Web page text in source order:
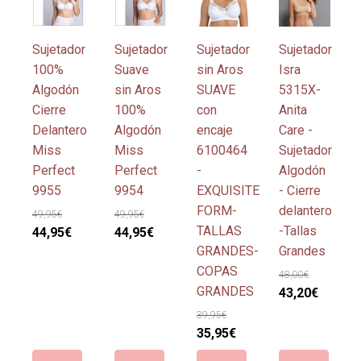
Sujetador
100%
Algodón
Cierre
Delantero
Miss
Perfect
9955
49,95€
El
44,95€El
producto
tiene
múltiples
variantes.
Las
opciones
se
pueden
elegir
en
página
Sujetador
Suave
sin Aros
100%
Algodón
Miss
Perfect
9954
49,95€
El
44,95€El
producto
tiene
múltiples
variantes.
Las
opciones
se
pueden
elegir
en
página
Sujetador
sin Aros
SUAVE
con
encaje
6100464
-
EXQUISITE
FORM-
TALLAS
GRANDES-
COPAS
GRANDES
39,95€
El
precio
35,95€El
precio
producto
tiene
múltiples
variantes.
Las
opciones
se
pueden
en
la
página
de
producto
Sujetador
Isra
5315X-
Anita
Care -
Sujetador
Algodón
- Cierre
delantero
-Tallas
Grandes
48,00€
El
era:
43,20€El
es:
producto
tiene
múltiples
variantes.
Las
opciones
se
pueden
elegir
en
la
página
de